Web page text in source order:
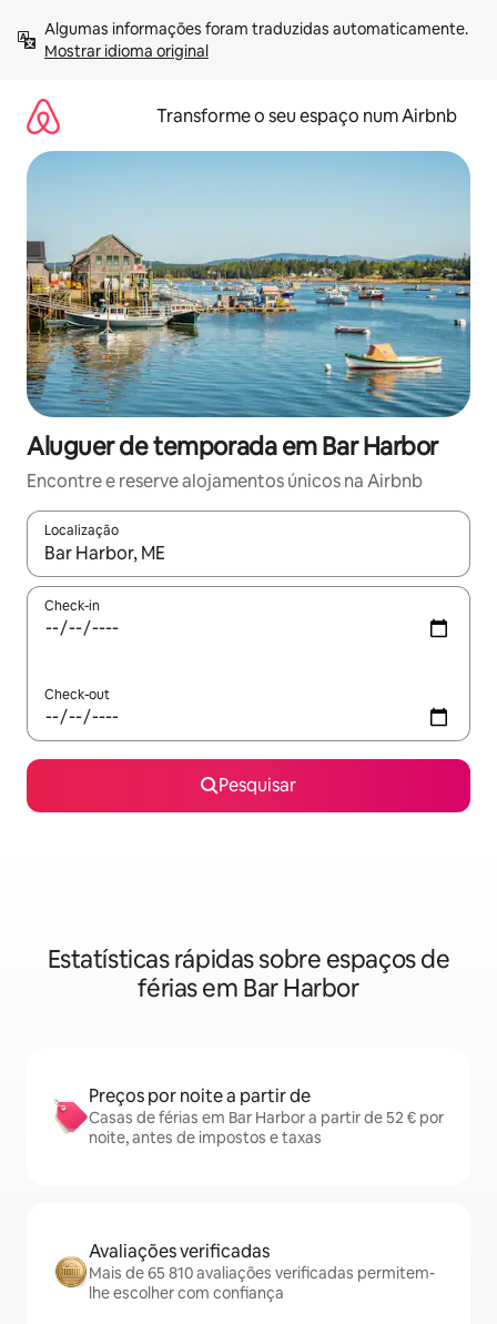
para
Mostrar idioma original
Transforme o seu espaço num Airbnb
Aluguer de temporada em Bar Harbor
Encontre e reserve alojamentos únicos na Airbnb
Localização
Quando os resultados estiverem disponíveis, navegue com
Check-in
Check-out
Pesquisar
Estatísticas rápidas sobre espaços de
férias em Bar Harbor
Preços por noite a partir de
Casas de férias em Bar Harbor a partir de 52 € por
noite, antes de impostos e taxas
Avaliações verificadas
Mais de 65 810 avaliações verificadas permitem-
lhe escolher com confiança